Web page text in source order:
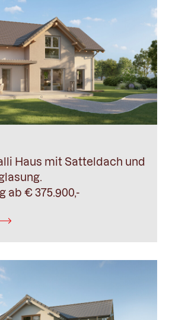
Haus mit Satteldach und
ab € 375.900,-